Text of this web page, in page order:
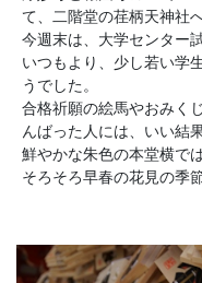
て、二階堂の荏柄天神社
今週末は、大学センター
いつもより、少し若い学
うでした。
合格祈願の絵馬やおみく
んばった人には、いい結
鮮やかな朱色の本堂横で
そろそろ早春の花見の季